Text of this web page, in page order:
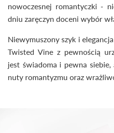
nowoczesnej romantyczki -
dniu zaręczyn doceni wybór
Niewymuszony szyk i
Twisted Vine z pewnością
jest świadoma i pewna
nuty romantyzmu oraz